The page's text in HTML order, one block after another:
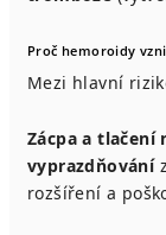
Proč hemoroidy
Mezi hlavní
Zácpa a tlačení
vyprazdňování
rozšíření a